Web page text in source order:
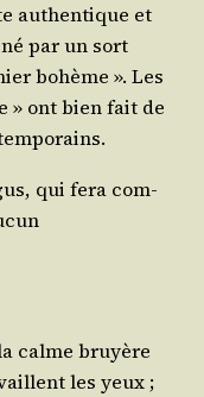
authen­tique et
par un sort
bohème ». Les
» ont bien fait de
qui fera com­
calme bruyère
les yeux ;